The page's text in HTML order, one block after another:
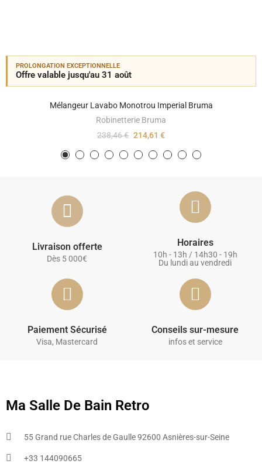
PROLONGATION EXCEPTIONNELLE
Offre valable jusqu'au 31 août
Mélangeur Lavabo Monotrou Imperial Bruma
Robinetterie Bruma
238,46 € 214,61 €
Livraison offerte
Dès 5 000€
Horaires
10h - 13h / 14h30 - 19h
Du lundi au vendredi
Paiement Sécurisé
Visa, Mastercard
Conseils sur-mesure
infos et service
Ma Salle De Bain Retro
55 Grand rue Charles de Gaulle 92600 Asnières-sur-Seine
+33 144090665​